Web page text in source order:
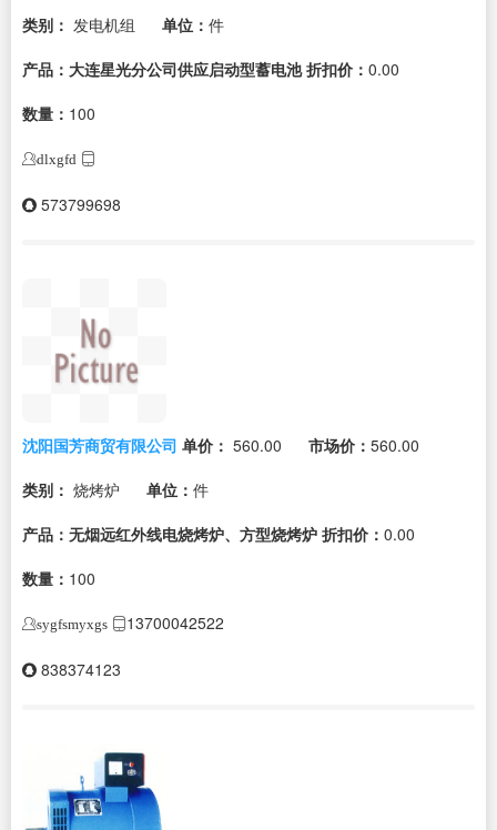
类别： 发电机组 单位： 件
产品：大连星光分公司供应启动型蓄电池 折扣价： 0.00
数量： 100
dlxgfd
573799698
沈阳国芳商贸有限公司 单价： 560.00 市场价： 560.00
类别： 烧烤炉 单位： 件
产品：无烟远红外线电烧烤炉、方型烧烤炉 折扣价： 0.00
数量： 100
sygfsmyxgs 13700042522
838374123